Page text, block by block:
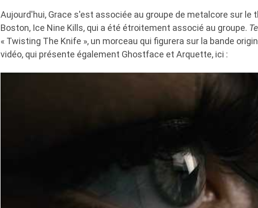
Aujourd'hui, Grace s'est associée au groupe de metalcore sur le
Boston, Ice Nine Kills, qui a été étroitement associé au groupe.
« Twisting The Knife », un morceau qui figurera sur la bande
vidéo, qui présente également Ghostface et Arquette, ici :